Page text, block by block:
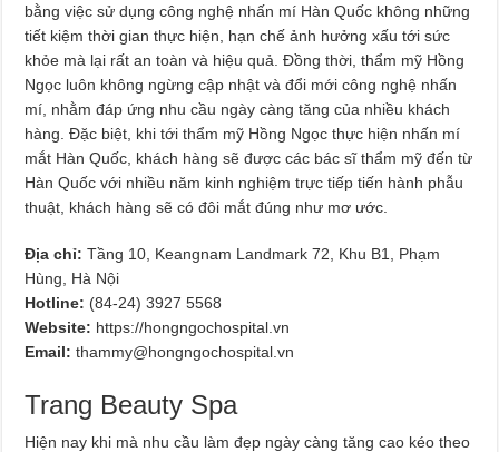
bằng việc sử dụng công nghệ nhấn mí Hàn Quốc không những
tiết kiệm thời gian thực hiện, hạn chế ảnh hưởng xấu tới sức
khỏe mà lại rất an toàn và hiệu quả. Đồng thời, thẩm mỹ Hồng
Ngọc luôn không ngừng cập nhật và đổi mới công nghệ nhấn
mí, nhằm đáp ứng nhu cầu ngày càng tăng của nhiều khách
hàng. Đặc biệt, khi tới thẩm mỹ Hồng Ngọc thực hiện nhấn mí
mắt Hàn Quốc, khách hàng sẽ được các bác sĩ thẩm mỹ đến từ
Hàn Quốc với nhiều năm kinh nghiệm trực tiếp tiến hành phẫu
thuật, khách hàng sẽ có đôi mắt đúng như mơ ước.
Địa chỉ:Tầng 10, Keangnam Landmark 72, Khu B1, Phạm
Hùng, Hà Nội
Hotline: (84-24) 3927 5568
Website: https://hongngochospital.vn
Email:thammy@hongngochospital.vn
Trang Beauty Spa
Hiện nay khi mà nhu cầu làm đẹp ngày càng tăng cao kéo theo